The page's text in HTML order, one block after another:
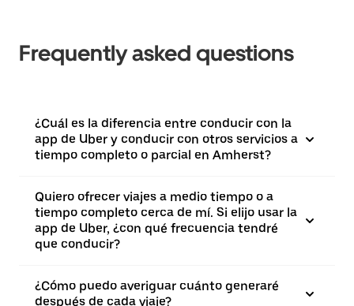
Frequently asked questions
¿Cuál es la diferencia entre conducir con la
app de Uber y conducir con otros servicios a
tiempo completo o parcial en Amherst?
Quiero ofrecer viajes a medio tiempo o a
tiempo completo cerca de mí. Si elijo usar la
app de Uber, ¿con qué frecuencia tendré
que conducir?
¿Cómo puedo averiguar cuánto generaré
después de cada viaje?